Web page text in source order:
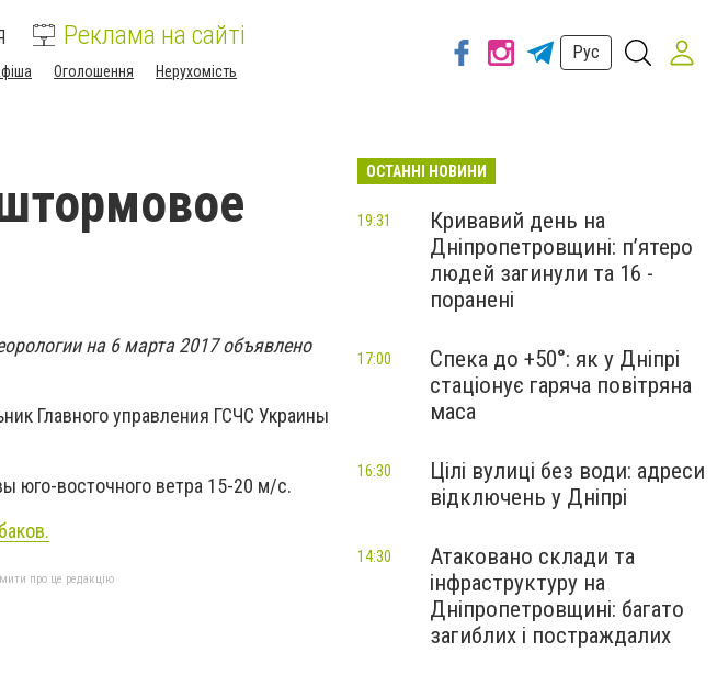
Реклама на сайті
Оголошення Нерухомість
Рус
на 6 марта 2017 объявлено
Главного управления ГСЧС Украины
юго-восточного ветра 15-20 м/с.
про це редакцію
ОСТАННІ НОВИНИ
Кривавий день на
Дніпропетровщині: п’ятеро
людей загинули та 16 -
поранені
19:31
Спека до +50°: як у Дніпрі
стаціонує гаряча повітряна
маса
17:00
Цілі вулиці без води: адреси
відключень у Дніпрі
16:30
Атаковано склади та
інфраструктуру на
Дніпропетровщині: багато
загиблих і постраждалих
14:30